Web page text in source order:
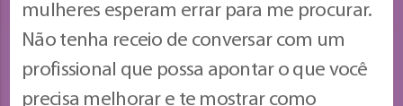
mulheres esperam errar para me procurar.
Não tenha receio de conversar com um
profissional que possa apontar o que você
precisa melhorar e te mostrar como